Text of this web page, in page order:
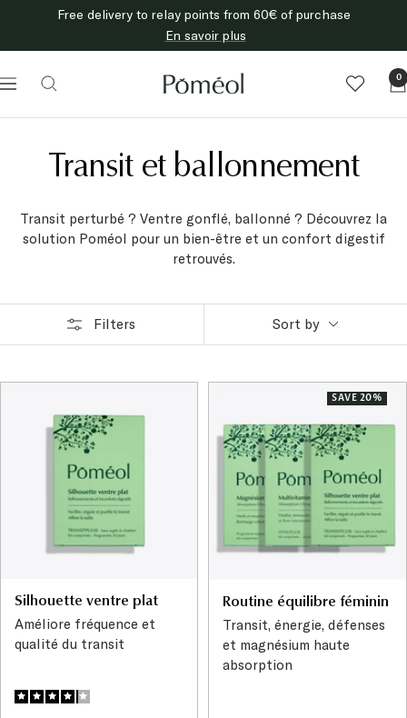
content
Free delivery to relay points from 60€ of purchase
En savoir plus
Navigation
Poméol 0
Transit et ballonnement
Transit perturbé ? Ventre gonflé, ballonné ? Découvrez la
solution Poméol pour un bien-être et un confort digestif
retrouvés.
Filters Sort by
Silhouette ventre plat
Améliore fréquence et
qualité du transit
SAVE 20%
Routine équilibre féminin
Transit, énergie, défenses
et magnésium haute
absorption